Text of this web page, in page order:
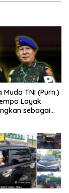
TNI (Purn.)
Layak
sebagai
terhadap